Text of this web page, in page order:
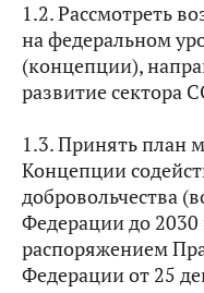
1.2. Рассмотреть
на федеральном
(концепции),
развитие сектора
1.3. Принять план
Концепции
добровольчества
Федерации до 2030
распоряжением
Федерации от 25